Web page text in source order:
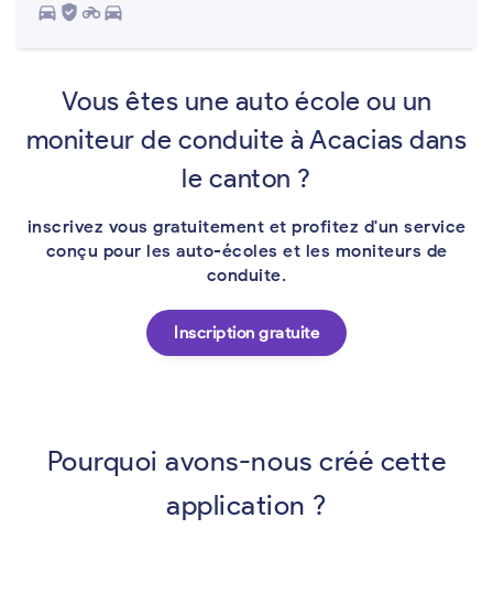
directions_car gpp_good motorcycledirections_car
Vous êtes une auto école ou un
moniteur de conduite à Acacias dans
le canton ?
inscrivez vous gratuitement et profitez d'un service
conçu pour les auto-écoles et les moniteurs de
conduite.
Inscription gratuite
Pourquoi avons-nous créé cette
application ?